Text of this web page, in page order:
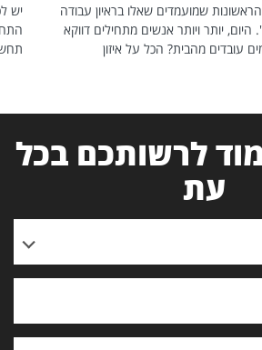
שמועמדים שאלו בראיון עבודה
יותר ויותר אנשים מתחילים דווקא
עובדים מהבית? הכל על איזון
יש
לרשותכם בכל
עת